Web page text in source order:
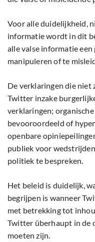
Voor alle duidelijkheid,
informatie wordt in dit
alle valse informatie
manipuleren of te
De verklaringen die niet
Twitter inzake
verklaringen;
bevooroordeeld of
openbare
publiek voor
politiek te bespreken.
Het beleid is duidelijk,
begrijpen is wanneer
met betrekking tot
Twitter überhaupt in de
moeten zijn.